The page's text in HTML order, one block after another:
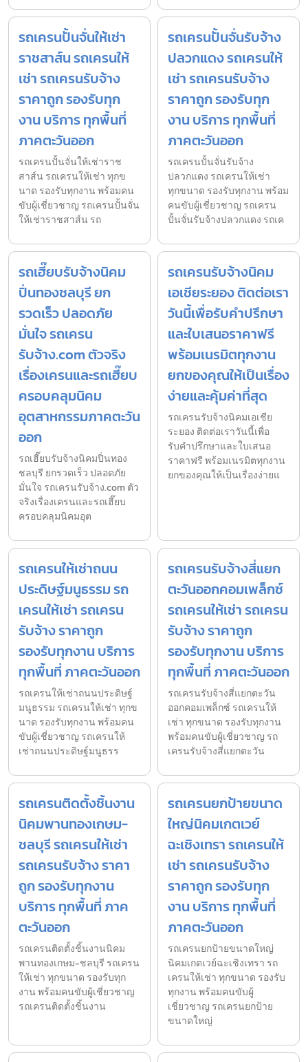
รถเครนปั้นจั่นให้เช่า
ราชสาส์น รถเครนให้
เช่า รถเครนรับจ้าง
ราคาถูก รองรับทุก
งาน บริการ ทุกพื้นที่
ภาคตะวันออก
รถเครนปั้นจั่นให้เช่าราช
สาส์น รถเครนให้เช่า ทุกข
นาด รองรับทุกงาน พร้อมคน
ขับผู้เชี่ยวชาญ รถเครนปั้นจั่น
ให้เช่าราชสาส์น รถ
รถเครนปั้นจั่นรับจ้าง
ปลวกแดง รถเครนให้
เช่า รถเครนรับจ้าง
ราคาถูก รองรับทุก
งาน บริการ ทุกพื้นที่
ภาคตะวันออก
รถเครนปั้นจั่นรับจ้าง
ปลวกแดง รถเครนให้เช่า
ทุกขนาด รองรับทุกงาน พร้อม
คนขับผู้เชี่ยวชาญ รถเครน
ปั้นจั่นรับจ้างปลวกแดง รถเค
รถเฮี๊ยบรับจ้างนิคม
ปิ่นทองชลบุรี ยก
รวดเร็ว ปลอดภัย
มั่นใจ รถเครน
รับจ้าง.com ตัวจริง
เรื่องเครนและรถเฮี๊ยบ
ครอบคลุมนิคม
อุตสาหกรรมภาคตะวัน
ออก
รถเฮี๊ยบรับจ้างนิคมปิ่นทอง
ชลบุรี ยกรวดเร็ว ปลอดภัย
มั่นใจ รถเครนรับจ้าง.com ตัว
จริงเรื่องเครนและรถเฮี๊ยบ
ครอบคลุมนิคมอุต
รถเครนรับจ้างนิคม
เอเชียระยอง ติดต่อเรา
วันนี้เพื่อรับคำปรึกษา
และใบเสนอราคาฟรี
พร้อมเนรมิตทุกงาน
ยกของคุณให้เป็นเรื่อง
ง่ายและคุ้มค่าที่สุด
รถเครนรับจ้างนิคมเอเชีย
ระยอง ติดต่อเราวันนี้เพื่อ
รับคำปรึกษาและใบเสนอ
ราคาฟรี พร้อมเนรมิตทุกงาน
ยกของคุณให้เป็นเรื่องง่ายแ
รถเครนให้เช่าถนน
ประดิษฐ์มนูธรรม รถ
เครนให้เช่า รถเครน
รับจ้าง ราคาถูก
รองรับทุกงาน บริการ
ทุกพื้นที่ ภาคตะวันออก
รถเครนให้เช่าถนนประดิษฐ์
มนูธรรม รถเครนให้เช่า ทุกข
นาด รองรับทุกงาน พร้อมคน
ขับผู้เชี่ยวชาญ รถเครนให้
เช่าถนนประดิษฐ์มนูธรร
รถเครนรับจ้างสี่แยก
ตะวันออกคอมเพล็กซ์
รถเครนให้เช่า รถเครน
รับจ้าง ราคาถูก
รองรับทุกงาน บริการ
ทุกพื้นที่ ภาคตะวันออก
รถเครนรับจ้างสี่แยกตะวัน
ออกคอมเพล็กซ์ รถเครนให้
เช่า ทุกขนาด รองรับทุกงาน
พร้อมคนขับผู้เชี่ยวชาญ รถ
เครนรับจ้างสี่แยกตะวัน
รถเครนติดตั้งชิ้นงาน
นิคมพานทองเกษม-
ชลบุรี รถเครนให้เช่า
รถเครนรับจ้าง ราคา
ถูก รองรับทุกงาน
บริการ ทุกพื้นที่ ภาค
ตะวันออก
รถเครนติดตั้งชิ้นงานนิคม
พานทองเกษม-ชลบุรี รถเครน
ให้เช่า ทุกขนาด รองรับทุก
งาน พร้อมคนขับผู้เชี่ยวชาญ
รถเครนติดตั้งชิ้นงาน
รถเครนยกป้ายขนาด
ใหญ่นิคมเกตเวย์
ฉะเชิงเทรา รถเครนให้
เช่า รถเครนรับจ้าง
ราคาถูก รองรับทุก
งาน บริการ ทุกพื้นที่
ภาคตะวันออก
รถเครนยกป้ายขนาดใหญ่
นิคมเกตเวย์ฉะเชิงเทรา รถ
เครนให้เช่า ทุกขนาด รองรับ
ทุกงาน พร้อมคนขับผู้
เชี่ยวชาญ รถเครนยกป้าย
ขนาดใหญ่